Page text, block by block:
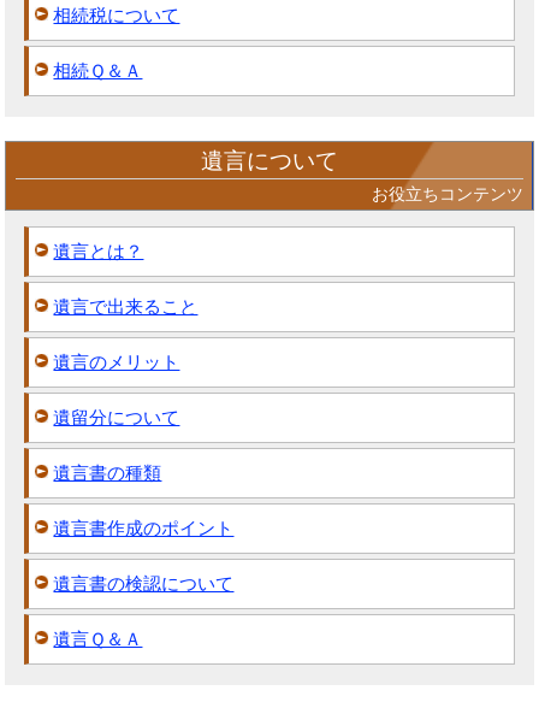
相続税について
相続Ｑ＆Ａ
遺言について
お役立ちコンテンツ
遺言とは？
遺言で出来ること
遺言のメリット
遺留分について
遺言書の種類
遺言書作成のポイント
遺言書の検認について
遺言Ｑ＆Ａ